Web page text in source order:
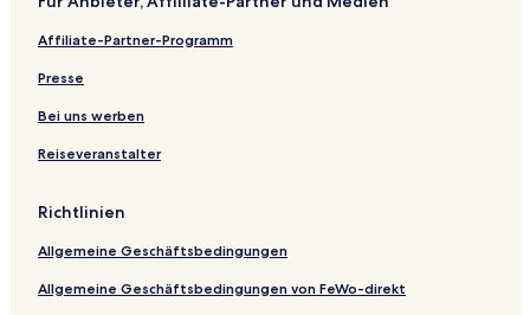
Affiliate-Partner-Programm
Presse
Bei uns werben
Reiseveranstalter
Richtlinien
Allgemeine Geschäftsbedingungen
Allgemeine Geschäftsbedingungen von FeWo-direkt